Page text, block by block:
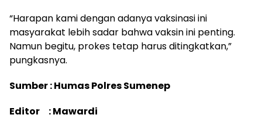
“Harapan kami dengan adanya vaksinasi ini
masyarakat lebih sadar bahwa vaksin ini penting.
Namun begitu, prokes tetap harus ditingkatkan,”
pungkasnya.
Sumber : Humas Polres Sumenep
Editor : Mawardi